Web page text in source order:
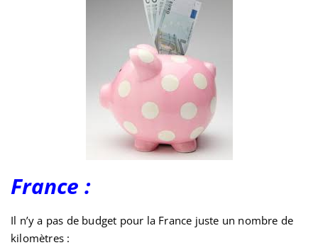
France :
Il n’y a pas de budget pour la France juste un nombre de
kilomètres :